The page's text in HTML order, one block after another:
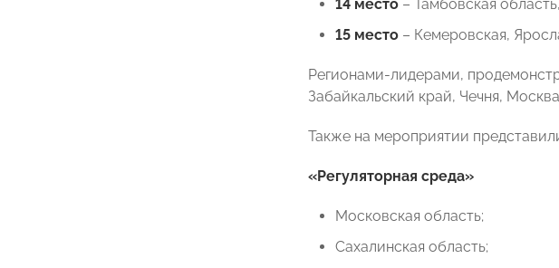
14 место – Тамбовская
15 место – Кемеровская,
Регионами-лидерами,
Забайкальский край, Чечня,
Также на мероприятии
«Регуляторная среда»
Московская область;
Сахалинская область;